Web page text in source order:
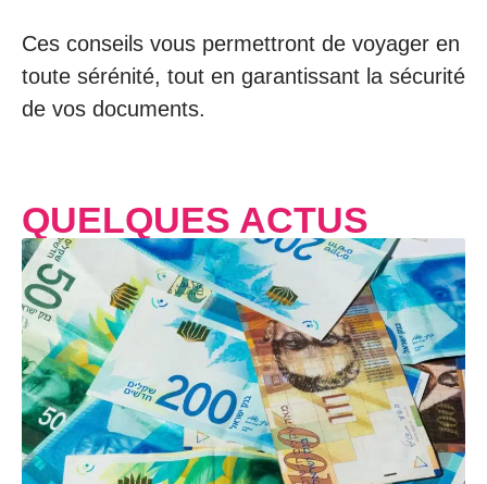
Ces conseils vous permettront de voyager en
toute sérénité, tout en garantissant la sécurité
de vos documents.
QUELQUES ACTUS